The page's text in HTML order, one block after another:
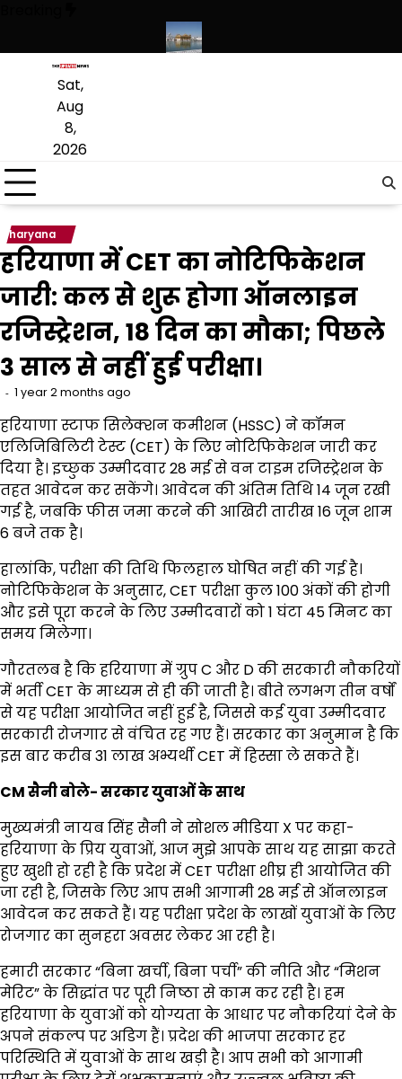
content
Sat,
Aug
8,
2026
haryana
हरियाणा में CET का नोटिफिकेशन
जारी: कल से शुरू होगा ऑनलाइन
रजिस्ट्रेशन, 18 दिन का मौका; पिछले
3 साल से नहीं हुई परीक्षा।
1 year 2 months ago
हरियाणा स्टाफ सिलेक्शन कमीशन (HSSC) ने कॉमन
एलिजिबिलिटी टेस्ट (CET) के लिए नोटिफिकेशन जारी कर
दिया है। इच्छुक उम्मीदवार 28 मई से वन टाइम रजिस्ट्रेशन के
तहत आवेदन कर सकेंगे। आवेदन की अंतिम तिथि 14 जून रखी
गई है, जबकि फीस जमा करने की आखिरी तारीख 16 जून शाम
6 बजे तक है।
हालांकि, परीक्षा की तिथि फिलहाल घोषित नहीं की गई है।
नोटिफिकेशन के अनुसार, CET परीक्षा कुल 100 अंकों की होगी
और इसे पूरा करने के लिए उम्मीदवारों को 1 घंटा 45 मिनट का
समय मिलेगा।
गौरतलब है कि हरियाणा में ग्रुप C और D की सरकारी नौकरियों
में भर्ती CET के माध्यम से ही की जाती है। बीते लगभग तीन वर्षों
से यह परीक्षा आयोजित नहीं हुई है, जिससे कई युवा उम्मीदवार
सरकारी रोजगार से वंचित रह गए हैं। सरकार का अनुमान है कि
इस बार करीब 31 लाख अभ्यर्थी CET में हिस्सा ले सकते हैं।
CM सैनी बोले- सरकार युवाओं के साथ
मुख्यमंत्री नायब सिंह सैनी ने सोशल मीडिया X पर कहा-
हरियाणा के प्रिय युवाओं, आज मुझे आपके साथ यह साझा करते
हुए खुशी हो रही है कि प्रदेश में CET परीक्षा शीघ्र ही आयोजित की
जा रही है, जिसके लिए आप सभी आगामी 28 मई से ऑनलाइन
आवेदन कर सकते हैं। यह परीक्षा प्रदेश के लाखों युवाओं के लिए
रोजगार का सुनहरा अवसर लेकर आ रही है।
हमारी सरकार “बिना खर्ची, बिना पर्ची” की नीति और “मिशन
मेरिट” के सिद्धांत पर पूरी निष्ठा से काम कर रही है। हम
हरियाणा के युवाओं को योग्यता के आधार पर नौकरियां देने के
अपने संकल्प पर अडिग हैं। प्रदेश की भाजपा सरकार हर
परिस्थिति में युवाओं के साथ खड़ी है। आप सभी को आगामी